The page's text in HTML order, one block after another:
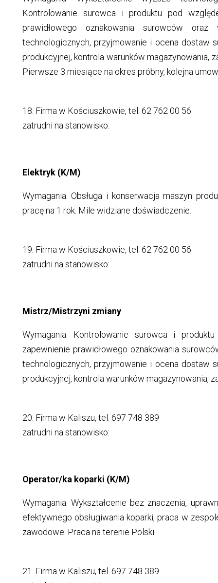
Kontrolowanie surowca i produktu pod
prawidłowego oznakowania surowców
technologicznych, przyjmowanie i ocena dostaw
produkcyjnej, kontrola warunków magazynowania,
Pierwsze 3 miesiące na okres próbny, kolejna
18. Firma w Kościuszkowie, tel. 62 762 00 56
zatrudni na stanowisko:
Elektryk (K/M)
Wymagania: Obsługa i konserwacja maszyn
pracę na 1 rok. Mile widziane doświadczenie.
19. Firma w Kościuszkowie, tel. 62 762 00 56
zatrudni na stanowisko:
Mistrz/Mistrzyni zmiany
Wymagania: Kontrolowanie surowca i
zapewnienie prawidłowego oznakowania
technologicznych, przyjmowanie i ocena dostaw
produkcyjnej, kontrola warunków magazynowania,
20. Firma w Kaliszu, tel. 697 748 389
zatrudni na stanowisko:
Operator/ka koparki (K/M)
Wymagania: Wykształcenie bez znaczenia,
efektywnego obsługiwania koparki, praca w
zawodowe. Praca na terenie Polski.
21. Firma w Kaliszu, tel. 697 748 389